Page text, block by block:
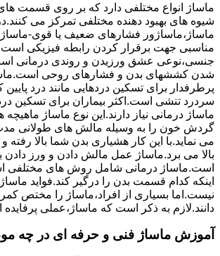
ماساژ انواع مختلفی دارد که بر روی قسمت
شیوه های بهبود دهنده مختلفی تمرکز می
ماساژ،ماساژور فشارهای ضعیف یا قوی-
مناسبی جهت برقرار کردن رابطه فیزیکی
جنسی،نوعی عشق ورزیدن و روندی درمانی
شدن کششهای بدن و فشارهای روحی
پرطرفدار برای تسکین دردهایی مانند درد
سردرد تنشی است.اکثر بیماران برای تسکین
ماساژ درمانی نیاز دارند.این نوع ماساژ
گردش خون را به وسیله مالش های طولانی
می نماید.با این کار هشیاری بدن شما بالا رفته
بالا می برد.ماساژ عمل مالش دادن و ورز
است.ماساژ درمانی شامل روش های مختلفی
اینکه کدام قسمت بدن را درگیر کند.فواید
نیست.اما بسیاری از افراد،ماساژ را مختص
دانند.لازم به ذکر است که ماساژ،عملی
آموزش ماساژ فنی و حرفه ای در چه